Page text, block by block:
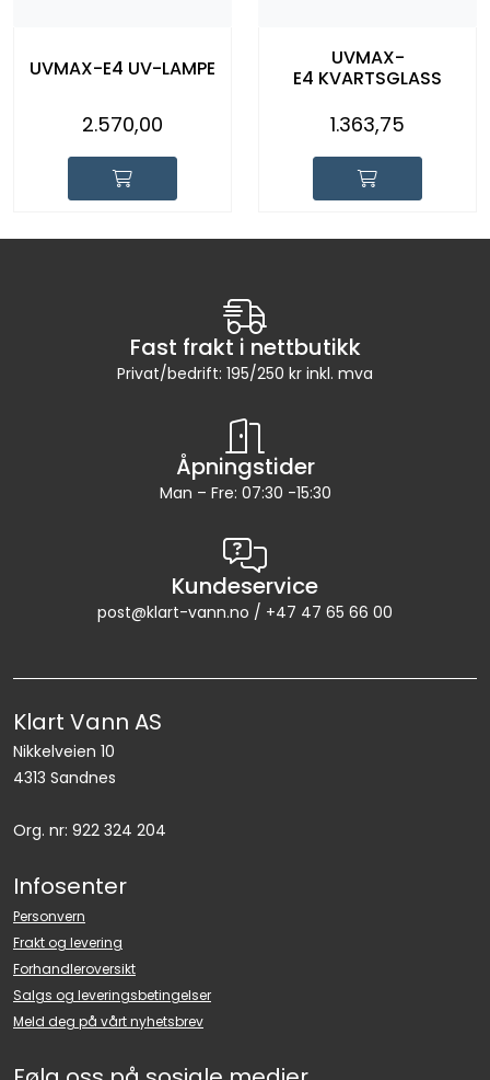
UVMAX-E4 UV-LAMPE
2.570,00
UVMAX-
E4 KVARTSGLASS
1.363,75
Fast frakt i nettbutikk
Privat/bedrift: 195/250 kr inkl. mva
Åpningstider
Man – Fre: 07:30 -15:30
Kundeservice
post@klart-vann.no / +47 47 65 66 00
Klart Vann AS
Nikkelveien 10
4313 Sandnes
Org. nr: 922 324 204
Infosenter
Personvern
Frakt og levering
Forhandleroversikt
Salgs og leveringsbetingelser
Meld deg på vårt nyhetsbrev